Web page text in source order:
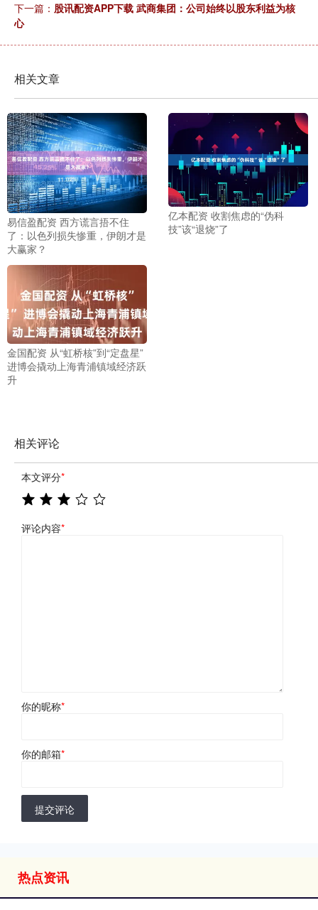
下一篇： 股讯配资APP下载 武商集团：公司始终以股东利益为核
心
相关文章
易信盈配资 西方谎言捂不住
了：以色列损失惨重，伊朗才是
大赢家？
亿本配资 收割焦虑的“伪科
技”该“退烧”了
金国配资 从“虹桥核”到“定盘星”
进博会撬动上海青浦镇域经济跃
升
相关评论
本文评分*
评论内容*
你的昵称*
你的邮箱*
提交评论
热点资讯